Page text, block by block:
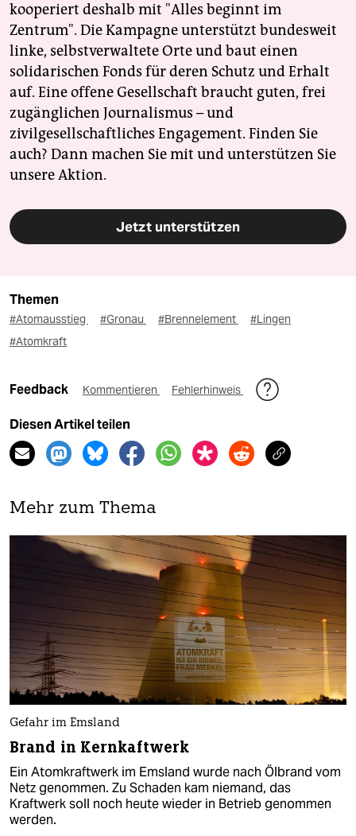
kooperiert deshalb mit "Alles beginnt im
Zentrum". Die Kampagne unterstützt bundesweit
linke, selbstverwaltete Orte und baut einen
solidarischen Fonds für deren Schutz und Erhalt
auf. Eine offene Gesellschaft braucht guten, frei
zugänglichen Journalismus – und
zivilgesellschaftliches Engagement. Finden Sie
auch? Dann machen Sie mit und unterstützen Sie
unsere Aktion.
Jetzt unterstützen
Themen
#Atomausstieg #Gronau #Brennelement
#Lingen
#Atomkraft
Feedback Kommentieren Fehlerhinweis
Diesen Artikel teilen
Mehr zum Thema
Gefahr im Emsland
Brand in Kernkaftwerk
Ein Atomkraftwerk im Emsland wurde nach Ölbrand vom
Netz genommen. Zu Schaden kam niemand, das
Kraftwerk soll noch heute wieder in Betrieb genommen
werden.